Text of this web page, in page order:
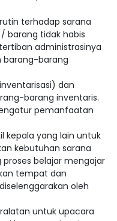
terhadap sarana
barang tidak habis
administrasinya
barang-barang
dan
barang inventaris.
pemanfaatan
kepala yang lain untuk
kebutuhan sarana
belajar mengajar
tempat dan
oleh
untuk upacara